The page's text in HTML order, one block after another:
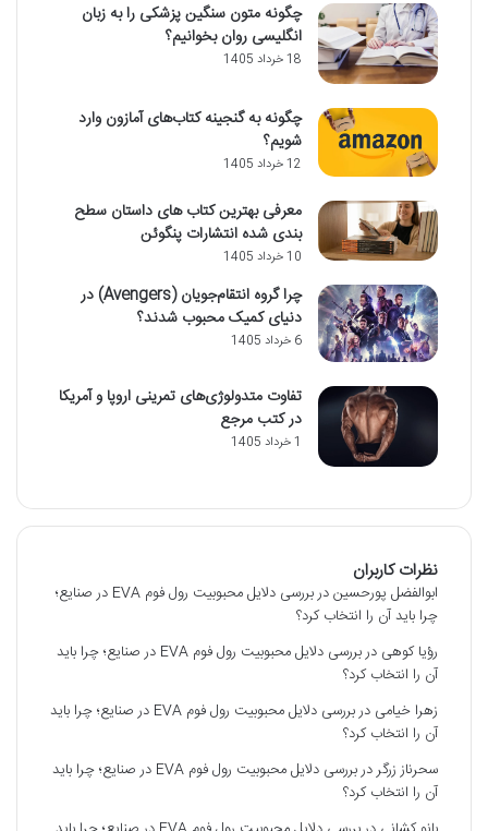
چگونه متون سنگین پزشکی را به زبان
انگلیسی روان بخوانیم؟
18 خرداد 1405
چگونه به گنجینه کتاب‌های آمازون وارد
شویم؟
12 خرداد 1405
معرفی بهترین کتاب های داستان سطح
بندی شده انتشارات پنگوئن
10 خرداد 1405
چرا گروه انتقام‌جویان (Avengers) در
دنیای کمیک محبوب شدند؟
6 خرداد 1405
تفاوت متدولوژی‌های تمرینی اروپا و آمریکا
در کتب مرجع
1 خرداد 1405
نظرات کاربران
ابوالفضل پورحسیندر
بررسی دلایل محبوبیت رول فوم EVA در صنایع؛
چرا باید آن را انتخاب کرد؟
رؤیا کوهی در
بررسی دلایل محبوبیت رول فوم EVA در صنایع؛ چرا باید
آن را انتخاب کرد؟
زهرا خیامی در
بررسی دلایل محبوبیت رول فوم EVA در صنایع؛ چرا باید
آن را انتخاب کرد؟
سحرناز زرگردر
بررسی دلایل محبوبیت رول فوم EVA در صنایع؛ چرا باید
آن را انتخاب کرد؟